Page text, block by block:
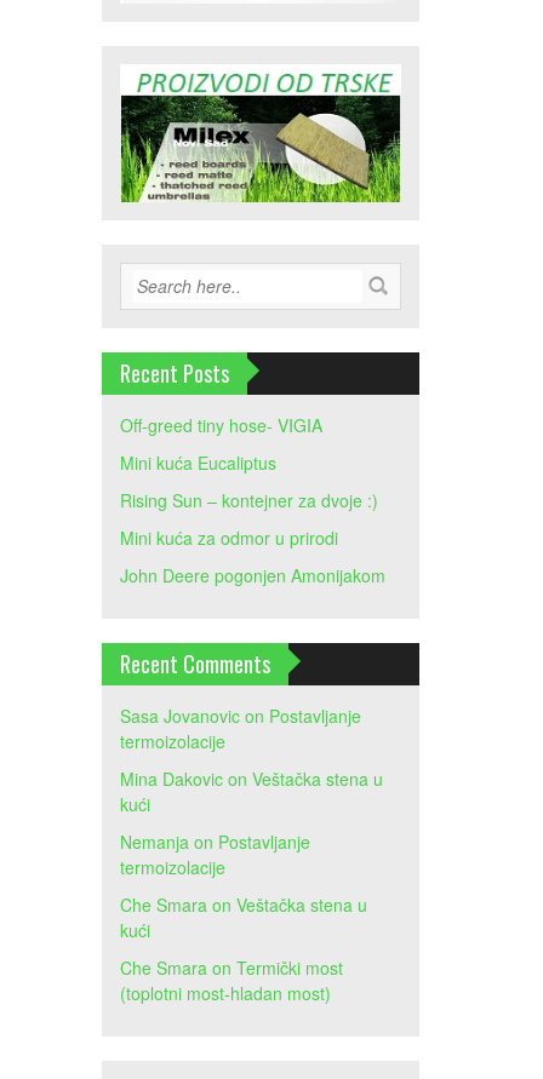
Recent Posts
Off-greed tiny hose- VIGIA
Mini kuća Eucaliptus
Rising Sun – kontejner za dvoje :)
Mini kuća za odmor u prirodi
John Deere pogonjen Amonijakom
Recent Comments
Sasa Jovanovicon Postavljanje
termoizolacije
Mina Dakovicon Veštačka stena u
kući
Nemanja on Postavljanje
termoizolacije
Che Smara on Veštačka stena u
kući
Che Smara on Termički most
(toplotni most-hladan most)